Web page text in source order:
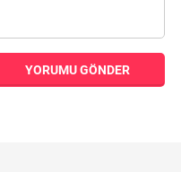
YORUMU GÖNDER